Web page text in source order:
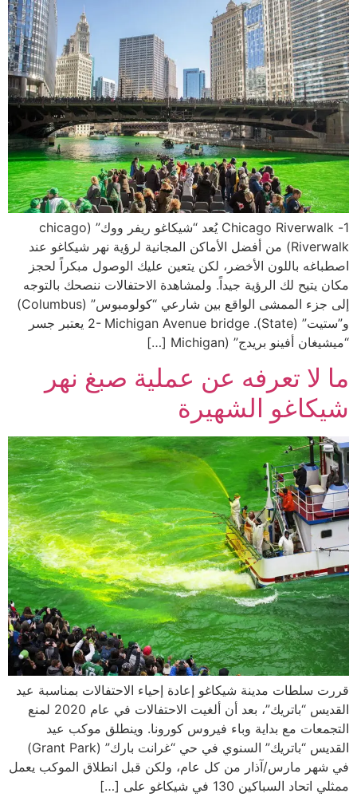
1- Chicago Riverwalk يُعد “شيكاغو ريفر ووك” (chicago
Riverwalk) من أفضل الأماكن المجانية لرؤية نهر شيكاغو عند
اصطباغه باللون الأخضر، لكن يتعين عليك الوصول مبكراً لحجز
مكان يتيح لك الرؤية جيداً. ولمشاهدة الاحتفالات ننصحك بالتوجه
إلى جزء الممشى الواقع بين شارعي “كولومبوس” (Columbus)
و”ستيت” (State). 2- Michigan Avenue bridge يعتبر جسر
“ميشيغان أفينو بريدج” (Michigan […]
ما لا تعرفه عن عملية صبغ نهر
شيكاغو الشهيرة
قررت سلطات مدينة شيكاغو إعادة إحياء الاحتفالات بمناسبة عيد
القديس “باتريك”، بعد أن ألغيت الاحتفالات في عام 2020 لمنع
التجمعات مع بداية وباء فيروس كورونا. وينطلق موكب عيد
القديس “باتريك” السنوي في حي “غرانت بارك” (Grant Park)
في شهر مارس/آذار من كل عام، ولكن قبل انطلاق الموكب يعمل
ممثلي اتحاد السباكين 130 في شيكاغو على […]